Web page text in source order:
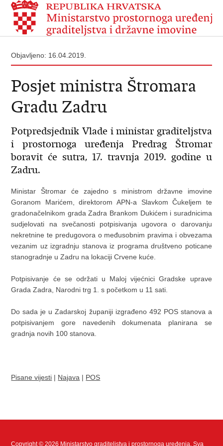
Objavljeno: 16.04.2019.
Posjet ministra Štromara
Gradu Zadru
Potpredsjednik Vlade i ministar graditeljstva
i prostornoga uređenja Predrag Štromar
boravit će sutra, 17. travnja 2019. godine u
Zadru.
Ministar Štromar će zajedno s ministrom državne imovine
Goranom Marićem, direktorom APN-a Slavkom Čukeljem te
gradonačelnikom grada Zadra Brankom Dukićem i suradnicima
sudjelovati na svečanosti potpisivanja ugovora o darovanju
nekretnine te predugovora o međusobnim pravima i obvezama
vezanim uz izgradnju stanova iz programa društveno poticane
stanogradnje u Zadru na lokaciji Crvene kuće.
Potpisivanje će se održati u Maloj vijećnici Gradske uprave
Grada Zadra, Narodni trg 1. s početkom u 11 sati.
Do sada je u Zadarskoj županiji izgrađeno 492 POS stanova a
potpisivanjem gore navedenih dokumenata planirana se
gradnja novih 100 stanova.
Pisane vijesti | Najava | POS
Copyright © 2026 Ministarstvo graditeljstva i prostornoga uređenja. Sva